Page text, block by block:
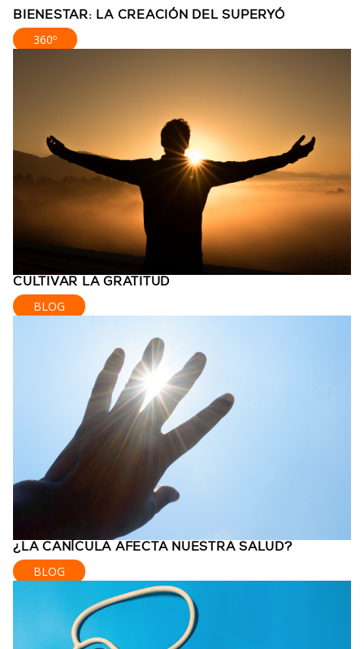
BIENESTAR: LA CREACIÓN DEL SUPERYÓ
360º
CULTIVAR LA GRATITUD
BLOG
¿LA CANÍCULA AFECTA NUESTRA SALUD?
BLOG